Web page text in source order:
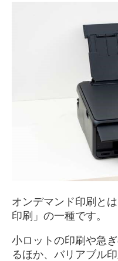
オンデマンド印刷と
印刷」の一種です。
小ロットの印刷や急
るほか、バリアブル